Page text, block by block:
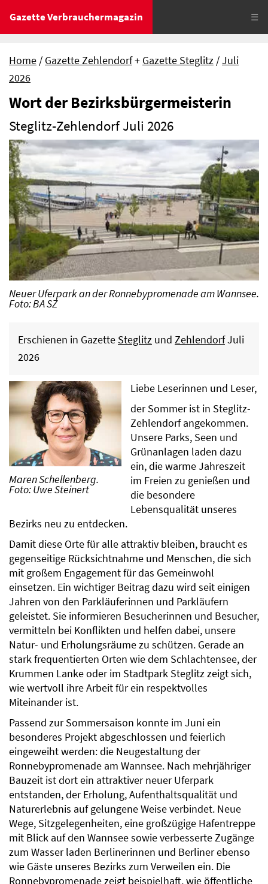
Gazette Verbrauchermagazin ☰
Home Gazette Zehlendorf+ Gazette Steglitz
Juli
2026
Wort der Bezirksbürgermeisterin
Steglitz-Zehlendorf Juli 2026
Neuer Uferpark an der Ronnebypromenade am Wannsee.
Foto: BA SZ
Erschienen in Gazette Steglitz und ZehlendorfJuli
2026
Maren Schellenberg.
Foto: Uwe Steinert
Liebe Leserinnen und Leser,
der Sommer ist in Steglitz-
Zehlendorf angekommen.
Unsere Parks, Seen und
Grünanlagen laden dazu
ein, die warme Jahreszeit
im Freien zu genießen und
die besondere
Lebensqualität unseres
Bezirks neu zu entdecken.
Damit diese Orte für alle attraktiv bleiben, braucht es
gegenseitige Rücksichtnahme und Menschen, die sich
mit großem Engagement für das Gemeinwohl
einsetzen. Ein wichtiger Beitrag dazu wird seit einigen
Jahren von den Parkläuferinnen und Parkläufern
geleistet. Sie informieren Besucherinnen und Besucher,
vermitteln bei Konflikten und helfen dabei, unsere
Natur- und Erholungsräume zu schützen. Gerade an
stark frequentierten Orten wie dem Schlachtensee, der
Krummen Lanke oder im Stadtpark Steglitz zeigt sich,
wie wertvoll ihre Arbeit für ein respektvolles
Miteinander ist.
Passend zur Sommersaison konnte im Juni ein
besonderes Projekt abgeschlossen und feierlich
eingeweiht werden: die Neugestaltung der
Ronnebypromenade am Wannsee. Nach mehrjähriger
Bauzeit ist dort ein attraktiver neuer Uferpark
entstanden, der Erholung, Aufenthaltsqualität und
Naturerlebnis auf gelungene Weise verbindet. Neue
Wege, Sitzgelegenheiten, eine großzügige Hafentreppe
mit Blick auf den Wannsee sowie verbesserte Zugänge
zum Wasser laden Berlinerinnen und Berliner ebenso
wie Gäste unseres Bezirks zum Verweilen ein. Die
Ronnebypromenade zeigt beispielhaft, wie öffentliche